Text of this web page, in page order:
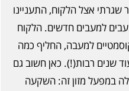
בשנת 2018, בביקור שגרתי אצל הלקוח, התעניינו
למעבים חדשים. הלקוח
למעבה, החליף כמה
שנים רבות(!). כאן חשוב גם
במפעל מזון זה: השקעה